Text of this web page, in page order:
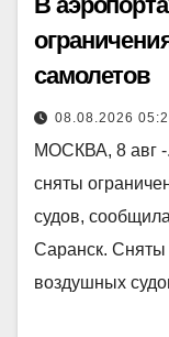
самолетов
08.08.2026
МОСКВА, 8 авг -
сняты
судов,
Саранск. Сняты
воздушных